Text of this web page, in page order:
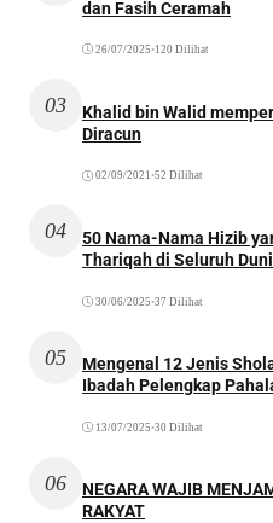
dan Fasih Ceramah
26/07/2025 •120 Dilihat
03
Khalid bin Walid
Diracun
02/09/2021 •52 Dilihat
04
50 Nama-Nama Hizib
Thariqah di Seluruh
30/06/2025 •37 Dilihat
05
Mengenal 12 Jenis
Ibadah Pelengkap
13/07/2025 •30 Dilihat
06
NEGARA WAJIB
RAKYAT